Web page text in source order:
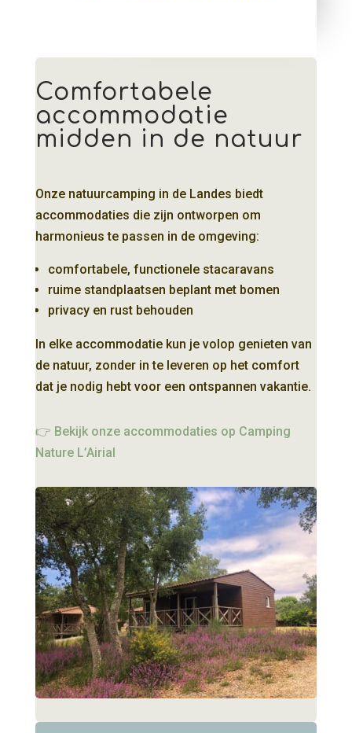
Comfortabele
accommodatie
midden in de natuur
Onze natuurcamping in de Landes biedt
accommodaties die zijn ontworpen om
harmonieus te passen in de omgeving:
comfortabele, functionele stacaravans
ruime standplaatsen beplant met bomen
privacy en rust behouden
In elke accommodatie kun je volop genieten van
de natuur, zonder in te leveren op het comfort
dat je nodig hebt voor een ontspannen vakantie.
👉 Bekijk onze accommodaties op Camping
Nature L’Airial